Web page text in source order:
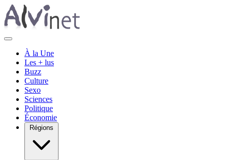
À la Une
Les + lus
Buzz
Culture
Sexo
Sciences
Politique
Économie
Régions